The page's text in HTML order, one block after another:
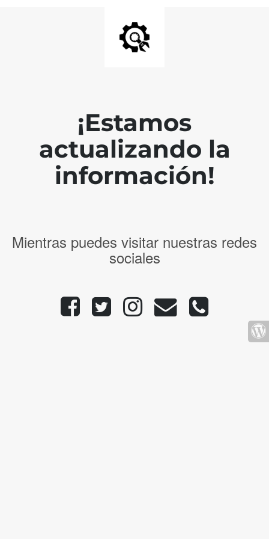
¡Estamos
actualizando la
información!
Mientras puedes visitar nuestras redes
sociales